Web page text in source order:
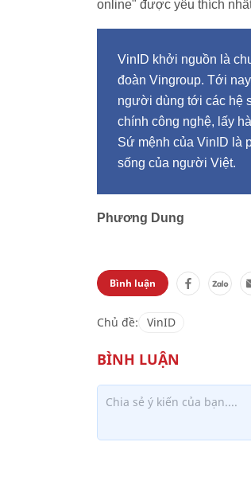
online" được yêu thích
VinID khởi nguồn là
đoàn Vingroup. Tới
người dùng tới các hệ
chính công nghệ, lấy
Sứ mệnh của VinID là
sống của người Việt.
Phương Dung
Bình luận
Chủ đề: VinID